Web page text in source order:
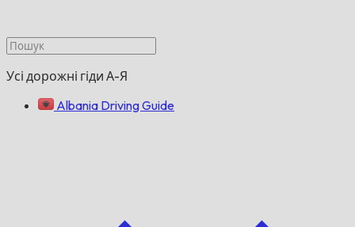
Усі дорожні гіди А-Я
Albania Driving Guide